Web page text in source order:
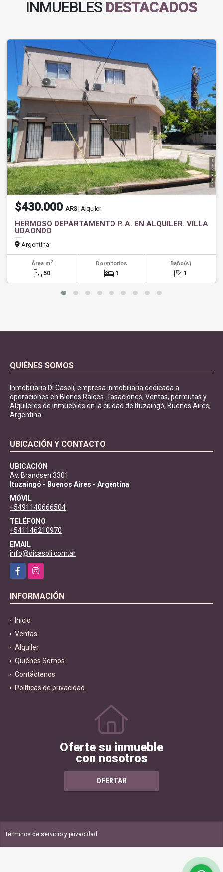
INMUEBLES DESTACADOS
$430.000 ARS| Alquiler
HERMOSO DEPARTAMENTO P. A. EN ALQUILER. VILLA
UDAONDO
Argentina
Área m2
50
Dormitorios
1
Baño(s)
1
QUIÉNES SOMOS
Inmobiliaria Di Casoli, empresa inmobiliaria dedicada a
operaciones en Bienes Raíces. Tasaciones, Ventas, permutas y
Alquileres de inmuebles en la ciudad de Ituzaingó, Buenos Aires,
Argentina.
UBICACIÓN
Av. Brandsen 3301
Ituzaingó - Buenos Aires - Argentina
MÓVIL
+5491140666504
TELÉFONO
+541146210970
EMAIL
info@dicasoli.com.ar
FacebookInstagram
Inicio
Ventas
Alquiler
Quiénes Somos
Contáctenos
Oferte su inmueble
con nosotros
OFERTAR
Términos de servicio y privacidad